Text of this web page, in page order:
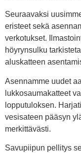
Seuraavaksi
eristeet sekä
verkotukset.
höyrynsulku
aluskatteen
Asennamme uudet
lukkosaumakatteet
lopputuloksen.
vesisateen pääsyn
merkittävästi.
Savupiipun pellitys